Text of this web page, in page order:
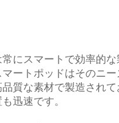
にスマートで効率的
ートポッドはそのニ
質な素材で製造され
迅速です。